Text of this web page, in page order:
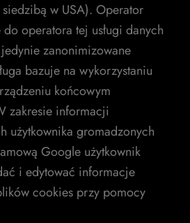
w USA). Operator
operatora tej usługi danych
zanonimizowane
bazuje na wykorzystaniu
końcowym
zakresie informacji
użytkownika gromadzonych
Google użytkownik
i edytować informacje
cookies przy pomocy